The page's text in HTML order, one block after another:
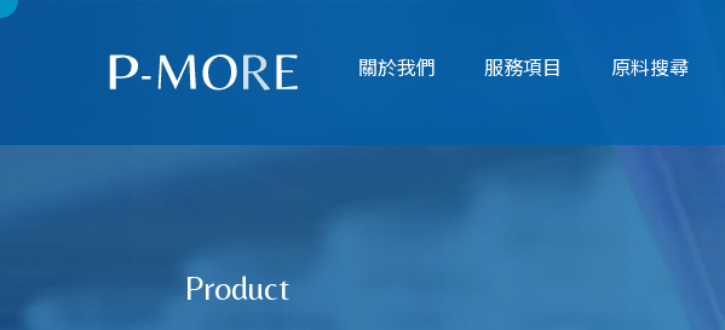
關於我們 服務項目 原料搜尋
Product